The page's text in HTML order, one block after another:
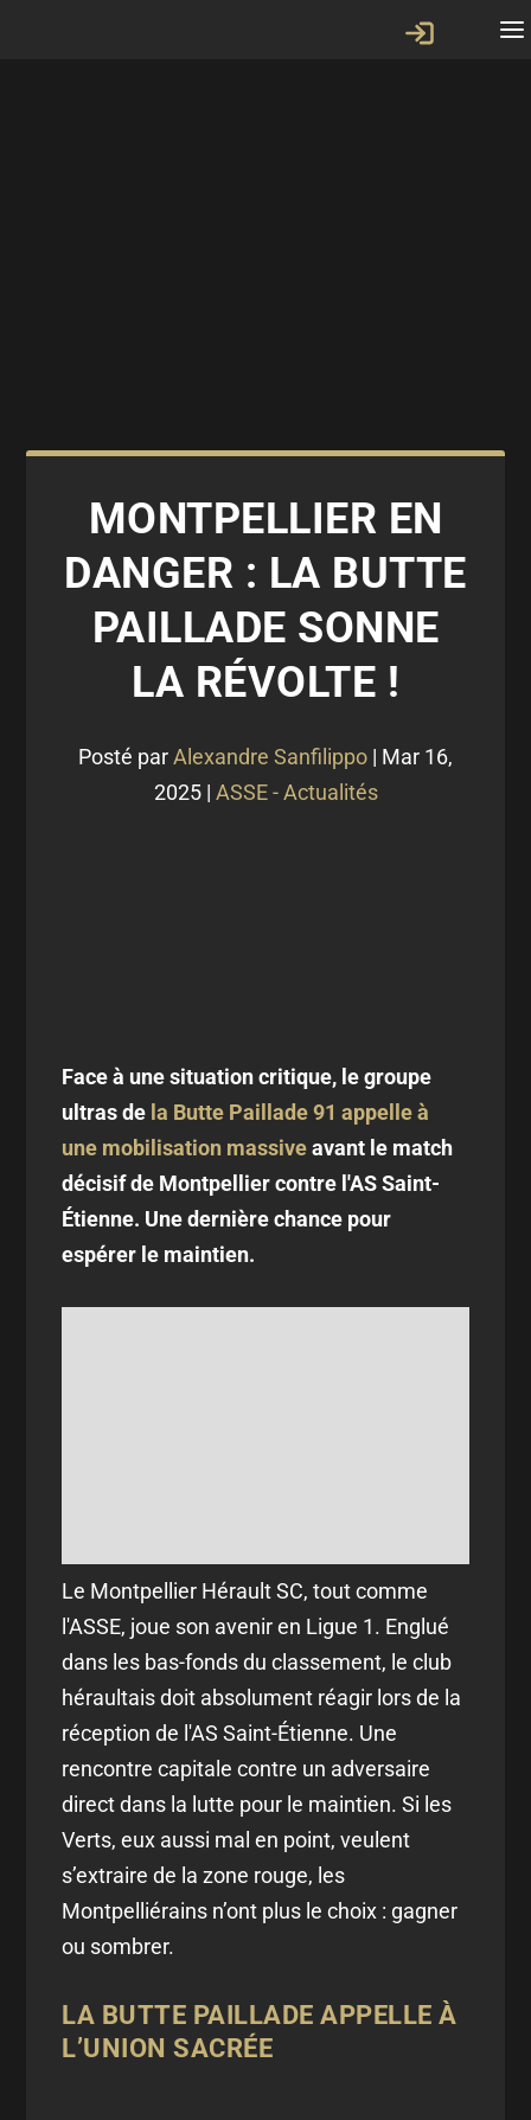
MONTPELLIER EN
DANGER : LA BUTTE
PAILLADE SONNE
LA RÉVOLTE !
Posté parAlexandre Sanfilippo | Mar 16,
2025| ASSE - Actualités
Face à une situation critique, le groupe
ultras de la Butte Paillade 91 appelle à
une mobilisation massiveavant le match
décisif de Montpellier contre l'AS Saint-
Étienne. Une dernière chance pour
espérer le maintien.
Le Montpellier Hérault SC, tout comme
l'ASSE, joue son avenir en Ligue 1. Englué
dans les bas-fonds du classement, le club
héraultais doit absolument réagir lors de la
réception de l'AS Saint-Étienne. Une
rencontre capitale contre un adversaire
direct dans la lutte pour le maintien. Si les
Verts, eux aussi mal en point, veulent
s’extraire de la zone rouge, les
Montpelliérains n’ont plus le choix : gagner
ou sombrer.
LA BUTTE PAILLADE APPELLE À
L’UNION SACRÉE